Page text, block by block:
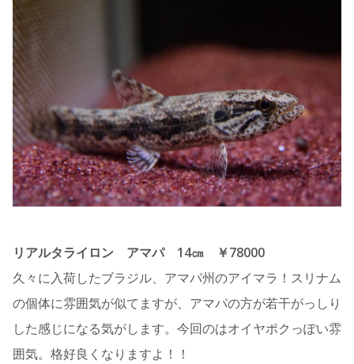
リアルタライロン アマパ 14㎝ ￥78000
久々に入荷したブラジル、アマパ州のアイマラ！スリナム
の個体に雰囲気が似てますが、アマパの方が若干がっしり
した感じになる気がします。今回のはオイヤポクっぽい雰
囲気。格好良くなりますよ！！